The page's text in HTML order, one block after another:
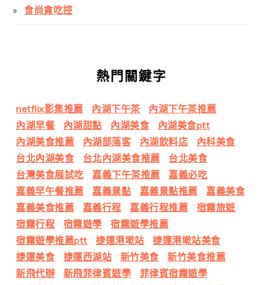
食尚貪吃控
熱門關鍵字
netflix影集推薦 內湖下午茶
內湖下午茶推薦
內湖早餐
內湖甜點 內湖美食
內湖美食ptt
內湖美食推薦
內湖部落客 內湖飲料店
內科美食
台北內湖美食
台北內湖美食推薦
台北美食
台灣美食展試吃
嘉義下午茶推薦
嘉義必吃
嘉義早午餐推薦
嘉義景點 嘉義景點推薦
嘉義美食
嘉義美食推薦
嘉義行程 嘉義行程推薦
宿霧旅遊
宿霧行程
宿霧遊學
宿霧遊學推薦
宿霧遊學推薦ptt
捷運港墘站
捷運港墘站美食
捷運美食
捷運西湖站 新竹美食
新竹美食推薦
新飛代辦
新飛菲律賓遊學
菲律賓宿霧遊學